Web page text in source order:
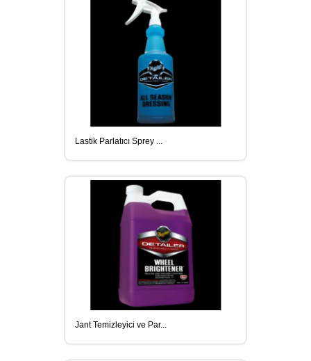
Lastik Parlatıcı Sprey ...
Jant Temizleyici ve Par...